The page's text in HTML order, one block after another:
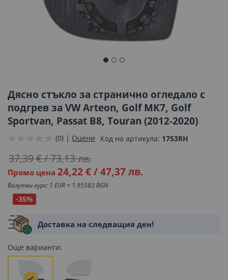
началото
на
галерия
със
Дясно стъкло за странично огледало с
подгрев за VW Arteon, Golf MK7, Golf
Sportvan, Passat B8, Touran (2012-2020)
(0) | Оцени Код на артикула 1753RH
Промо цена 24,22 €/47,37 лв.
37,39 €/73,13 лв.
Валутен курс: 1 EUR = 1.95583 BGN
-35%
Доставка на следващия ден!
Още варианти: